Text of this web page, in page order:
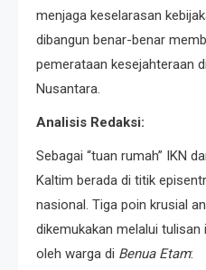
menjaga keselarasan
dibangun benar-benar
pemerataan kesejahteraan
Nusantara.
Analisis Redaksi:
Sebagai “tuan rumah” IKN
Kaltim berada di titik
nasional. Tiga poin krusial
dikemukakan melalui tulisan
oleh warga di Benua Etam: